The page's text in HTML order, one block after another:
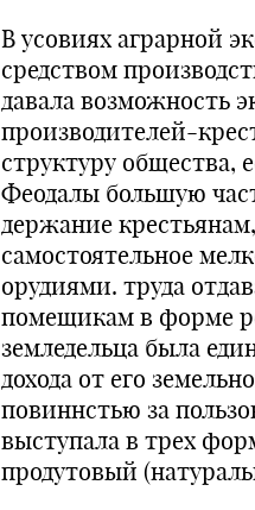
В усовиях аграрной
средством
давала возможность
производителей-
структуру общества,
Феодалы большую
держание
самостоятельное
орудиями. труда
помещикам в форме
земледельца была
дохода от его
повиннстью за
выступала в трех
продутовый